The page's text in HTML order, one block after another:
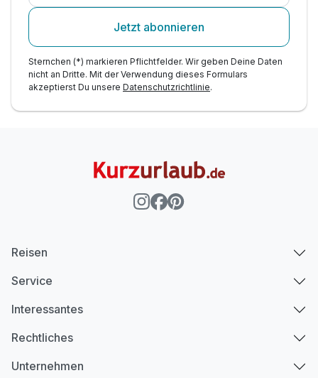
Jetzt abonnieren
Sternchen (*) markieren Pflichtfelder. Wir geben Deine Daten
nicht an Dritte. Mit der Verwendung dieses Formulars
akzeptierst Du unsere Datenschutzrichtlinie.
Reisen
Service
Interessantes
Rechtliches
Unternehmen